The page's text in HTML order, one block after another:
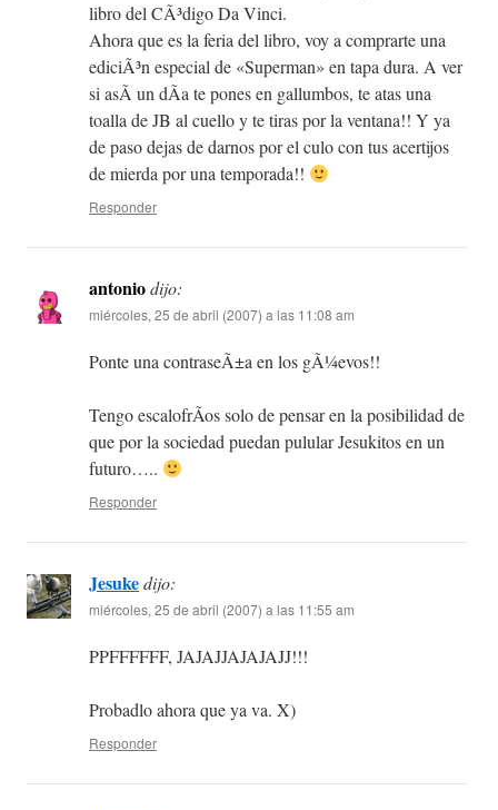
libro del CÃ³digo Da Vinci.
Ahora que es la feria del libro, voy a comprarte una
ediciÃ³n especial de «Superman» en tapa dura. A ver
si asÃ­ un dÃ­a te pones en gallumbos, te atas una
toalla de JB al cuello y te tiras por la ventana!! Y ya
de paso dejas de darnos por el culo con tus acertijos
de mierda por una temporada!!
Responder
antoniodijo:
miércoles, 25 de abril (2007) a las 11:08 am
Ponte una contraseÃ±a en los gÃ¼evos!!
Tengo escalofrÃ­os solo de pensar en la posibilidad de
que por la sociedad puedan pulular Jesukitos en un
futuro…..
Responder
Jesukedijo:
miércoles, 25 de abril (2007) a las 11:55 am
PPFFFFFF, JAJAJJAJAJAJJ!!!
Probadlo ahora que ya va. X)
Responder